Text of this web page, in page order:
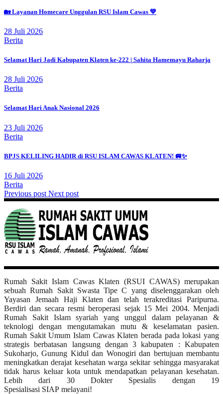
🏡 Layanan Homecare Unggulan RSU Islam Cawas 💚
28 Juli 2026
Berita
Selamat Hari Jadi Kabupaten Klaten ke-222 | Sahita Hamemayu Raharja
28 Juli 2026
Berita
Selamat Hari Anak Nasional 2026
23 Juli 2026
Berita
BPJS KELILING HADIR di RSU ISLAM CAWAS KLATEN! 🚐✨
16 Juli 2026
Berita
Previous post Next post
Rumah Sakit Islam Cawas Klaten (RSUI CAWAS) merupakan
sebuah Rumah Sakit Swasta Tipe C yang diselenggarakan oleh
Yayasan Jemaah Haji Klaten dan telah terakreditasi Paripurna.
Berdiri dan secara resmi beroperasi sejak 15 Mei 2004. Menjadi
Rumah Sakit Islam syariah yang unggul dalam pelayanan &
teknologi dengan mengutamakan mutu & keselamatan pasien.
Rumah Sakit Umum Islam Cawas Klaten berada pada lokasi yang
strategis berbatasan langsung dengan 3 kabupaten : Kabupaten
Sukoharjo, Gunung Kidul dan Wonogiri dan bertujuan membantu
meningkatkan derajat kesehatan warga sekitar sehingga masyarakat
tidak harus keluar kota untuk mendapatkan pelayanan kesehatan.
Lebih dari 30 Dokter Spesialis dengan 19
Spesialisasi SIAP melayani!